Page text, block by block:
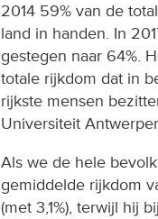
2014 59% van de
land in handen. In
gestegen naar 64%.
totale rijkdom dat in
rijkste mensen
Universiteit
Als we de hele
gemiddelde rijkdom
(met 3,1%), terwijl hij